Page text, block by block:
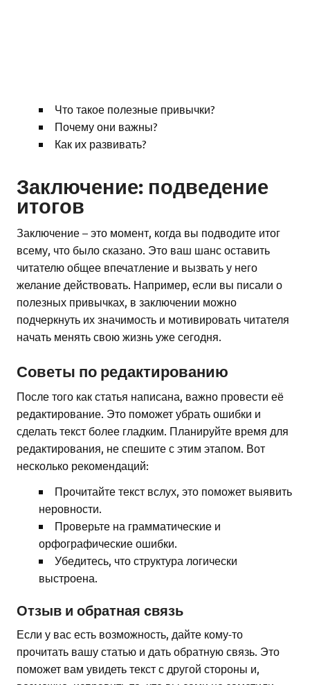
Что такое полезные привычки?
Почему они важны?
Как их развивать?
Заключение: подведение
итогов
Заключение – это момент, когда вы подводите итог
всему, что было сказано. Это ваш шанс оставить
читателю общее впечатление и вызвать у него
желание действовать. Например, если вы писали о
полезных привычках, в заключении можно
подчеркнуть их значимость и мотивировать читателя
начать менять свою жизнь уже сегодня.
Советы по редактированию
После того как статья написана, важно провести её
редактирование. Это поможет убрать ошибки и
сделать текст более гладким. Планируйте время для
редактирования, не спешите с этим этапом. Вот
несколько рекомендаций:
Прочитайте текст вслух, это поможет выявить
неровности.
Проверьте на грамматические и
орфографические ошибки.
Убедитесь, что структура логически
выстроена.
Отзыв и обратная связь
Если у вас есть возможность, дайте кому-то
прочитать вашу статью и дать обратную связь. Это
поможет вам увидеть текст с другой стороны и,